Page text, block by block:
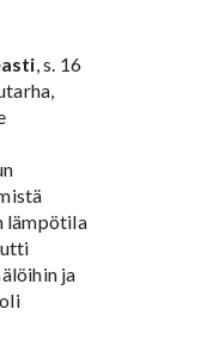
, s. 16
lämpötila
ja